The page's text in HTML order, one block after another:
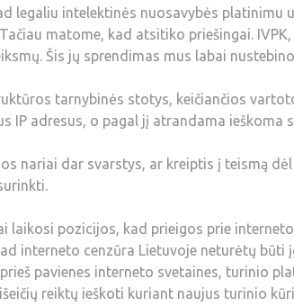
legaliu intelektinės nuosavybės platinimu
matome, kad atsitiko priešingai.
Šis jų sprendimas mus labai
tarnybinės stotys, keičiančios
IP adresus, o pagal jį atrandama ieškoma
nariai dar svarstys, ar kreiptis į teismą
laikosi pozicijos, kad prieigos prie
interneto cenzūra Lietuvoje neturėtų būti
pavienes interneto svetaines, turinio
reiktų ieškoti kuriant naujus turinio